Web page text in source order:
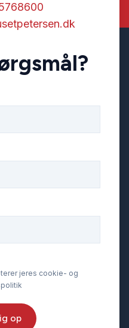
jeres cookie- og
op